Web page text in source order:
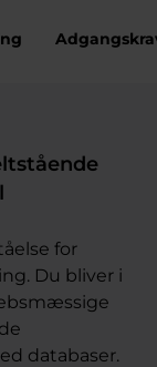
for
Du bliver i
databaser.